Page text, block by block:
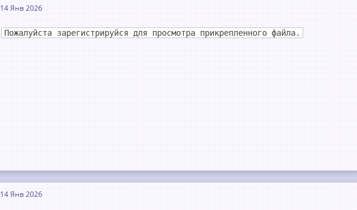
14 Янв 2026
Пожалуйста зарегистрируйся для просмотра прикрепленного файла.
14 Янв 2026